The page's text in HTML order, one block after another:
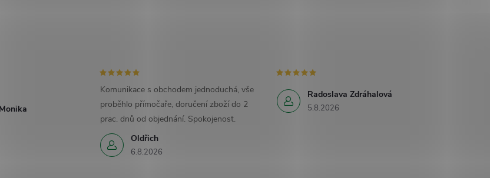
Oldřich
6.8.2026
Komunikace s obchodem jednoduchá, vše
proběhlo přímočaře, doručení zboží do 2
prac. dnů od objednání. Spokojenost.
Radoslava Zdráhalová
5.8.2026